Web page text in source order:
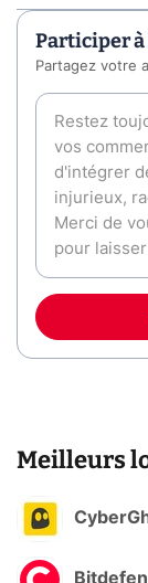
Participer
Partagez votre
Meilleurs